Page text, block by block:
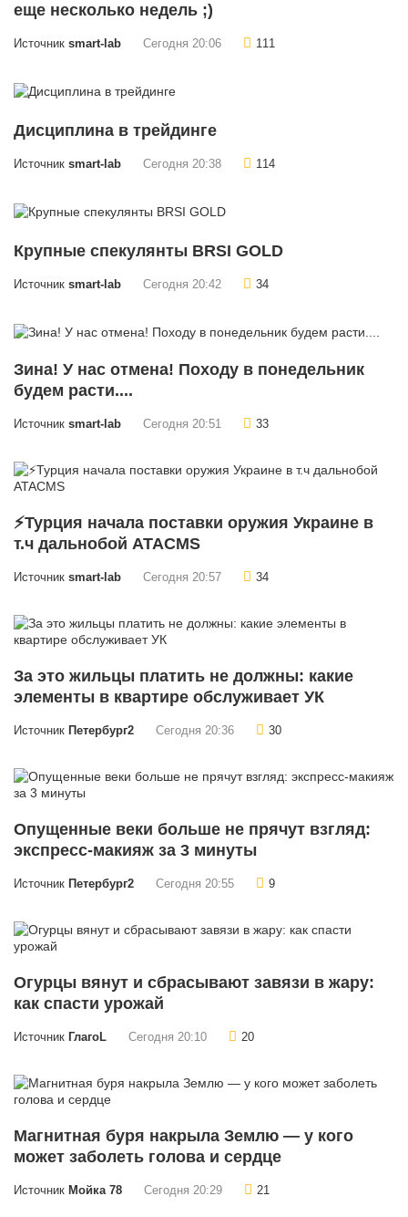
еще несколько недель ;)
Источник smart-lab Сегодня 20:06 111
Дисциплина в трейдинге
Источник smart-lab Сегодня 20:38 114
Крупные спекулянты BRSI GOLD
Источник smart-lab Сегодня 20:42 34
Зина! У нас отмена! Походу в понедельник
будем расти....
Источник smart-lab Сегодня 20:51 33
⚡Турция начала поставки оружия Украине в
т.ч дальнобой ATACMS
Источник smart-lab Сегодня 20:57 34
За это жильцы платить не должны: какие
элементы в квартире обслуживает УК
Источник Петербург2 Сегодня 20:36 30
Опущенные веки больше не прячут взгляд:
экспресс-макияж за 3 минуты
Источник Петербург2 Сегодня 20:55 9
Огурцы вянут и сбрасывают завязи в жару:
как спасти урожай
Источник ГлагоL Сегодня 20:10 20
Магнитная буря накрыла Землю — у кого
может заболеть голова и сердце
Источник Мойка 78 Сегодня 20:29 21